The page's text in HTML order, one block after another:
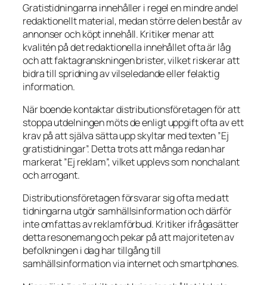
Gratistidningarna innehåller i regel en mindre andel
redaktionellt material, medan större delen består av
annonser och köpt innehåll. Kritiker menar att
kvalitén på det redaktionella innehållet ofta är låg
och att faktagranskningen brister, vilket riskerar att
bidra till spridning av vilseledande eller felaktig
information.
När boende kontaktar distributionsföretagen för att
stoppa utdelningen möts de enligt uppgift ofta av ett
krav på att själva sätta upp skyltar med texten ”Ej
gratistidningar”. Detta trots att många redan har
markerat ”Ej reklam”, vilket upplevs som nonchalant
och arrogant.
Distributionsföretagen försvarar sig ofta med att
tidningarna utgör samhällsinformation och därför
inte omfattas av reklamförbud. Kritiker ifrågasätter
detta resonemang och pekar på att majoriteten av
befolkningen i dag har tillgång till
samhällsinformation via internet och smartphones.